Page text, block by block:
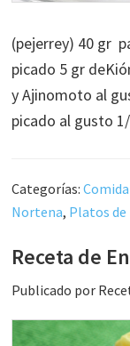
(pejerrey) 40 gr
picado 5 gr
y Ajinomoto al
picado al gusto
Categorías:
Nortena, Platos
Receta de
Publicado por